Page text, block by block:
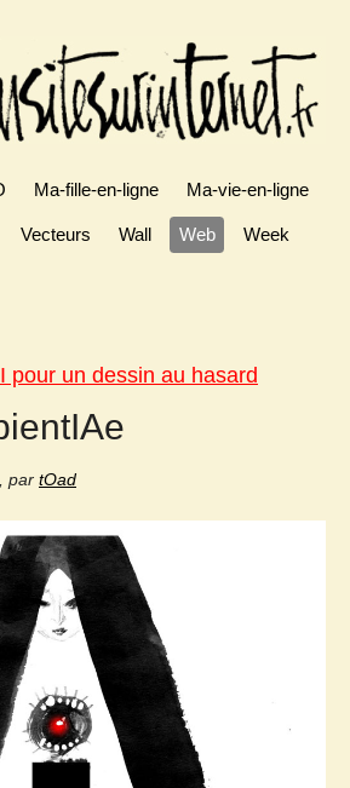
Ma-fille-en-ligne Ma-vie-en-ligne
Vecteurs Wall Web Week
pour un dessin au hasard
, par tOad